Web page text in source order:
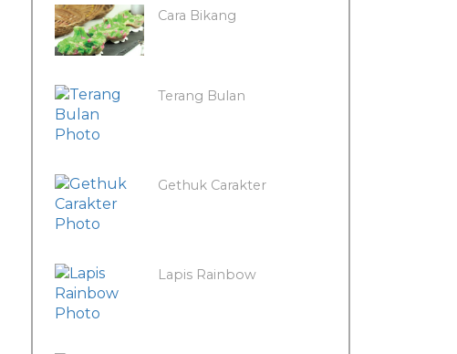
Cara Bikang
Terang Bulan
Gethuk Carakter
Lapis Rainbow